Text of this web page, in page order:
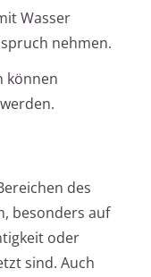
Wasser
nehmen.
können
des
besonders auf
oder
sind. Auch